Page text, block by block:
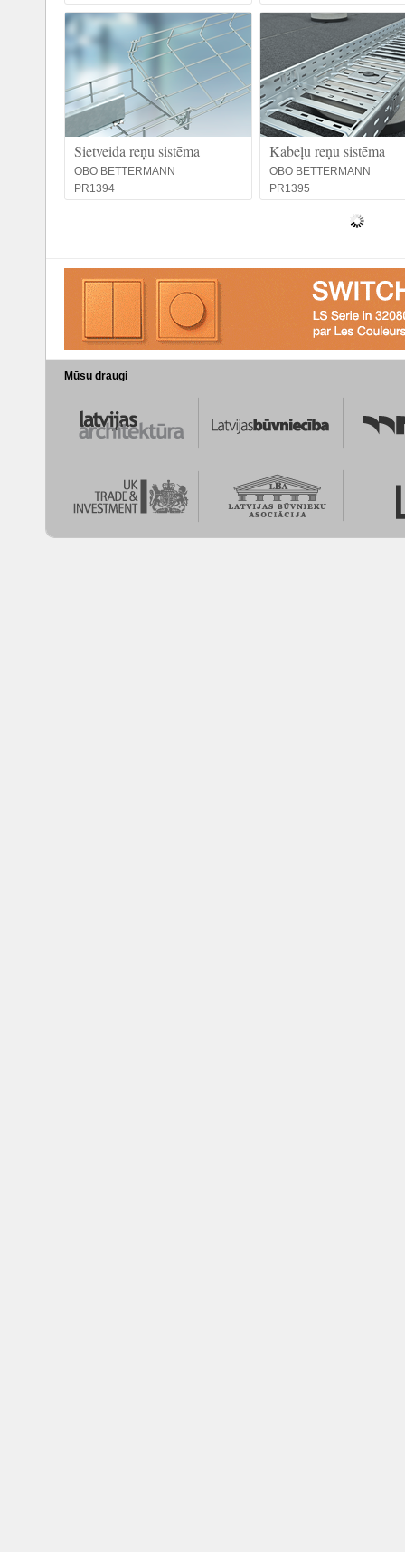
Sietveida reņu sistēma
OBO BETTERMANN
PR1394
Kabeļu reņu sistēma
OBO BETTERMANN
PR1395
Mūsu draugi